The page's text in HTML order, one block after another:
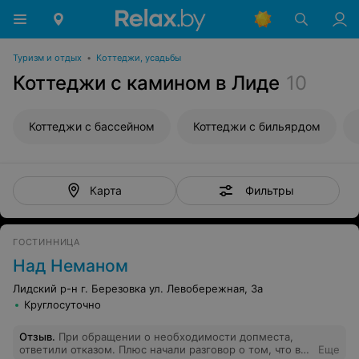
Туризм и отдых • Коттеджи, усадьбы
Коттеджи с камином в Лиде 10
Коттеджи с бассейном Коттеджи с бильярдом
Карта Фильтры
ГОСТИННИЦА
Над Неманом
Лидский р-н г. Березовка ул. Левобережная, 3а
Круглосуточно
Отзыв. При обращении о необходимости допместа,
ответили отказом. Плюс начали разговор о том, что вы
Еще